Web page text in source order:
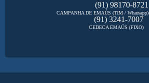
(91) 98170-8721
CAMPANHA DE EMAÚS (TIM / Whatsapp)
(91) 3241-7007
CEDECA EMAÚS (FIXO)